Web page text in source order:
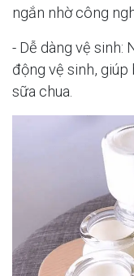
ngắn nhờ công
- Dễ dàng vệ
động vệ sinh, giúp
sữa chua.